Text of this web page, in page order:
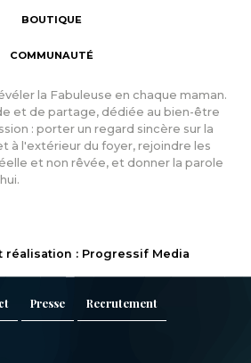
BOUTIQUE
COMMUNAUTÉ
la Fabuleuse en chaque maman.
et de partage, dédiée au bien-être
: porter un regard sincère sur la
à l'extérieur du foyer, rejoindre les
et non rêvée, et donner la parole
réalisation : Progressif Media
Presse Recrutement